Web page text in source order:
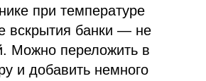
при температуре
вскрытия банки — не
Можно переложить в
и добавить немного